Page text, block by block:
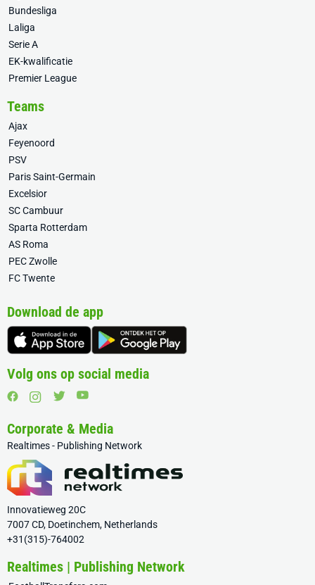
Bundesliga
Laliga
Serie A
EK-kwalificatie
Premier League
Teams
Ajax
Feyenoord
PSV
Paris Saint-Germain
Excelsior
SC Cambuur
Sparta Rotterdam
AS Roma
PEC Zwolle
FC Twente
Download de app
Volg ons op social media
Corporate & Media
Realtimes - Publishing Network
Innovatieweg 20C
7007 CD, Doetinchem, Netherlands
+31(315)-764002
Realtimes | Publishing Network